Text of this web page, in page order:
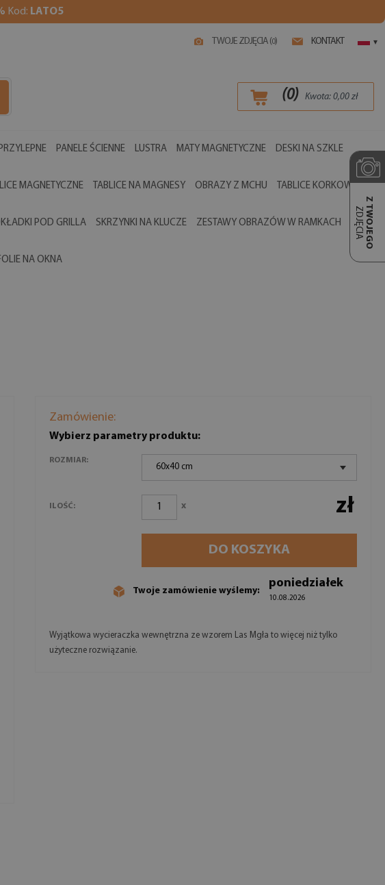
Kod: LATO5
TWOJE ZDJĘCIA (0) KONTAKT ▾
(0) Kwota: 0,00zł
PANELE ŚCIENNE LUSTRA MATY MAGNETYCZNE DESKI NA SZKLE
MAGNETYCZNE TABLICE NA MAGNESY OBRAZY Z MCHU TABLICE KORKOWE
POD GRILLA SKRZYNKI NA KLUCZE ZESTAWY OBRAZÓW W RAMKACH
NA OKNA
Z TWOJEGO
ZDJĘCIA
Zamówienie:
Wybierz parametry produktu:
ROZMIAR:
60x40 cm
ILOŚĆ: x zł
DO KOSZYKA
Twoje zamówienie wyślemy:
poniedziałek
10.08.2026
Wyjątkowa wycieraczka wewnętrzna ze wzorem Las Mgła to więcej niż tylko
użyteczne rozwiązanie.